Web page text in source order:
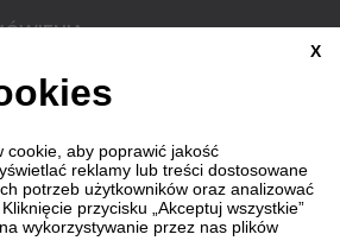
X
cookie, aby poprawić jakość
reklamy lub treści dostosowane
potrzeb użytkowników oraz analizować
przycisku „Akceptuj wszystkie”
wykorzystywanie przez nas plików